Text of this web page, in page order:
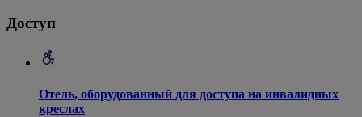
Доступ
Отель, оборудованный для доступа на инвалидных
креслах